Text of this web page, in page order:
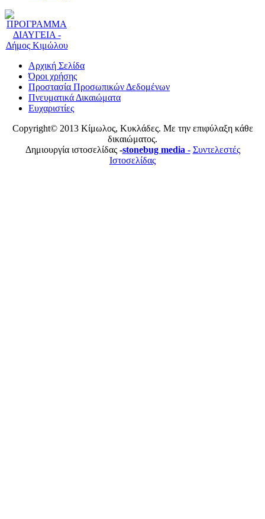
Αρχική Σελίδα
Όροι χρήσης
Προστασία Προσωπικών Δεδομένων
Πνευματικά Δικαιώματα
Ευχαριστίες
Copyright© 2013 Κίμωλος, Κυκλάδες. Με την επιφύλαξη κάθε
δικαιώματος.
Δημιουργία ιστοσελίδας-stonebug media - Συντελεστές
Ιστοσελίδας